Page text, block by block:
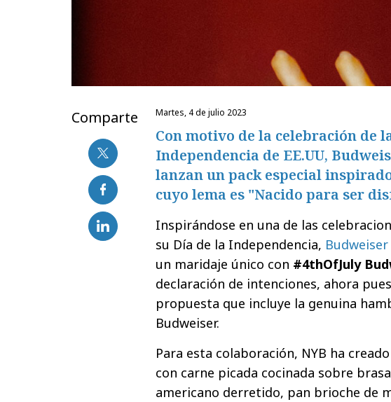
Comparte martes, 4 de julio 2023
Con motivo de la celebración de
Independencia de EE.UU,
lanzan un pack especial
cuyo lema es "Nacido para ser
Inspirándose en una de las
su Día de la Independencia,
un maridaje único con #4thOfJuly
declaración de intenciones, ahora
propuesta que incluye la genuina
Budweiser.
Para esta colaboración, NYB ha
con carne picada cocinada sobre
americano derretido, pan brioche de